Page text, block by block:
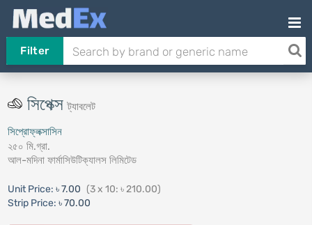
Filter
সিপেক্সট্যাবলেট
সিপ্রোফ্লক্সাসিন
২৫০ মি.গ্রা.
আল-মদিনা ফার্মাসিউটিক্যালস লিমিটেড
Unit Price: ৳ 7.00 (3 x 10: ৳ 210.00)
Strip Price: ৳ 70.00